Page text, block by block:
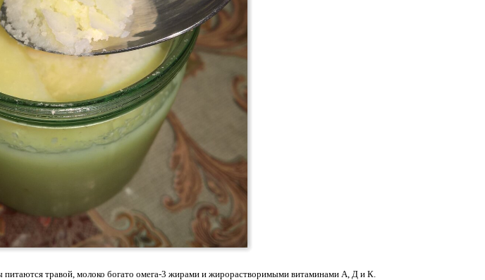
питаются травой, молоко богато омега-3 жирами и жирорастворимыми витаминами А, Д и К.